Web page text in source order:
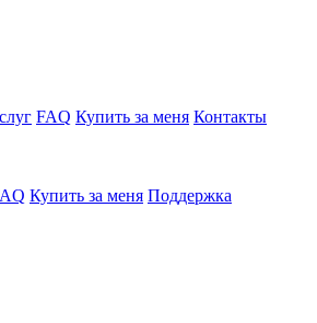
FAQ Купить за меня Контакты
Купить за меня Поддержка